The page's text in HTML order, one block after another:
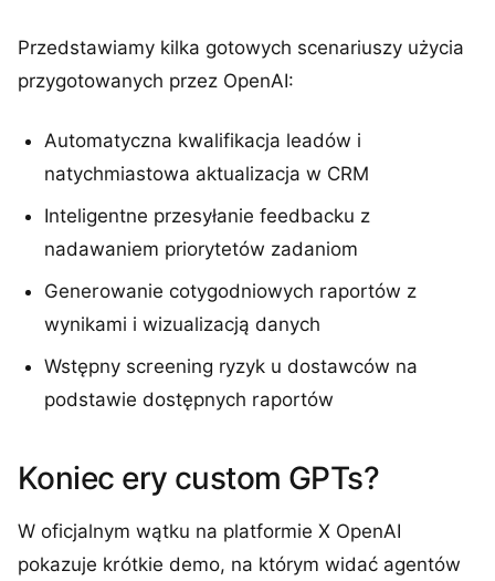
Przedstawiamy kilka gotowych scenariuszy użycia
przygotowanych przez OpenAI:
Automatyczna kwalifikacja leadów i
natychmiastowa aktualizacja w CRM
Inteligentne przesyłanie feedbacku z
nadawaniem priorytetów zadaniom
Generowanie cotygodniowych raportów z
wynikami i wizualizacją danych
Wstępny screening ryzyk u dostawców na
podstawie dostępnych raportów
Koniec ery custom GPTs?
W oficjalnym wątku na platformie X OpenAI
pokazuje krótkie demo, na którym widać agentów